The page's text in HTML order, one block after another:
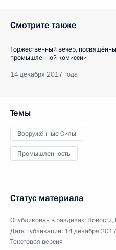
Смотрите также
Торжественный вечер,
промышленной комиссии
14 декабря 2017 года
Темы
Вооружённые Силы
Промышленность
Статус материала
Опубликован в разделах: Новости,
Дата публикации: 14 декабря
Текстовая версия